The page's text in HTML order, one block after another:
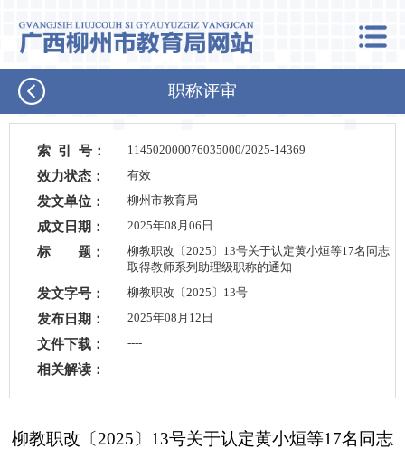
职称评审
索 引 号： 114502000076035000/2025-14369
效力状态： 有效
发文单位： 柳州市教育局
成文日期： 2025年08月06日
标 题：
柳教职改〔2025〕13号关于认定黄小烜等17名同志
取得教师系列助理级职称的通知
发文字号： 柳教职改〔2025〕13号
发布日期： 2025年08月12日
文件下载： ----
相关解读：
柳教职改〔2025〕13号关于认定黄小烜等17名同志